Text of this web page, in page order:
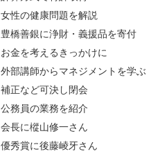
女性の健康問題を解説
豊橋善銀に浄財・義援品を寄付
お金を考えるきっかけに
外部講師からマネジメントを学ぶ
補正など可決し閉会
公務員の業務を紹介
会長に樅山修一さん
優秀賞に後藤崚牙さん